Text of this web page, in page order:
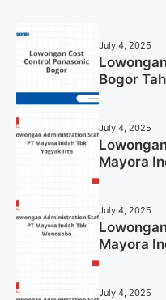
July 4, 2025
Bogor
July 4, 2025
Mayora
July 4, 2025
Mayora
July 4, 2025